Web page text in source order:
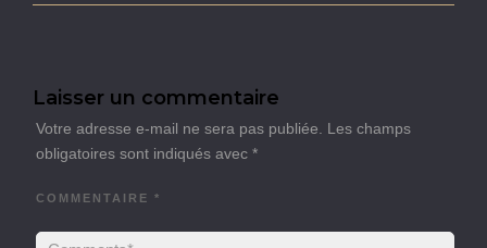
Laisser un commentaire
Votre adresse e-mail ne sera pas publiée.
Les champs
obligatoires sont indiqués avec *
COMMENTAIRE *